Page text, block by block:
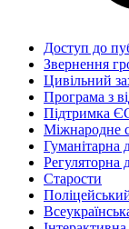
Доступ до
Звернення
Цивільний
Програма з
Підтримка
Міжнародне
Гуманітарна
Регуляторна
Старости